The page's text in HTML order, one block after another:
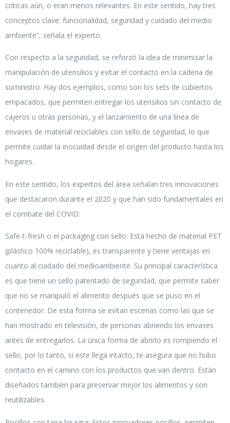
críticas aún, o eran menos relevantes. En este sentido, hay tres
conceptos clave: funcionalidad, seguridad y cuidado del medio
ambiente”, señala el experto.
Con respecto a la seguridad, se reforzó la idea de minimizar la
manipulación de utensilios y evitar el contacto en la cadena de
suministro. Hay dos ejemplos, como son los sets de cubiertos
empacados, que permiten entregar los utensilios sin contacto de
cajeros u otras personas, y el lanzamiento de una línea de
envases de material reciclables con sello de seguridad, lo que
permite cuidar la inocuidad desde el origen del producto hasta los
hogares.
En este sentido, los expertos del área señalan tres innovaciones
que destacaron durante el 2020 y que han sido fundamentales en
el combate del COVID:
Safe-t-fresh o el packaging con sello: Está hecho de material PET
(plástico 100% reciclable), es transparente y tiene ventajas en
cuanto al cuidado del medioambiente. Su principal característica
es que tiene un sello patentado de seguridad, que permite saber
que no se manipuló el alimento después que se puso en el
contenedor. De esta forma se evitan escenas como las que se
han mostrado en televisión, de personas abriendo los envases
antes de entregarlos. La única forma de abrirlo es rompiendo el
sello, por lo tanto, si este llega intacto, te asegura que no hubo
contacto en el camino con los productos que van dentro. Están
diseñados también para preservar mejor los alimentos y son
reutilizables.